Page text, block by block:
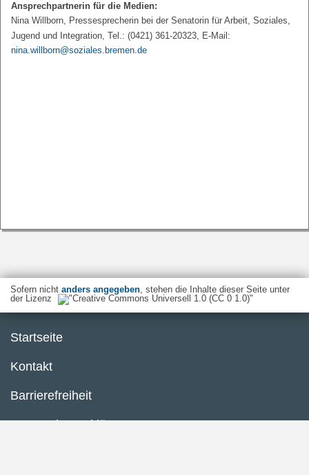
Ansprechpartnerin für die Medien:
Nina Willborn, Pressesprecherin bei der Senatorin für Arbeit, Soziales,
Jugend und Integration, Tel.: (0421) 361-20323, E-Mail:
nina.willborn@soziales.bremen.de
Sofern nicht anders angegeben, stehen die Inhalte dieser Seite unter
der Lizenz
Startseite
Kontakt
Barrierefreiheit
Datenschutzerklärung